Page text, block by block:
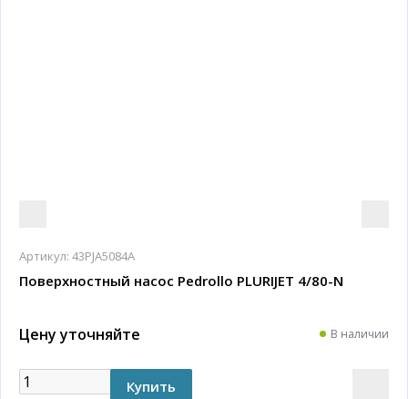
Артикул: 43PJA5084A
Поверхностный насос Pedrollo PLURIJET 4/80-N
Цену уточняйте В наличии